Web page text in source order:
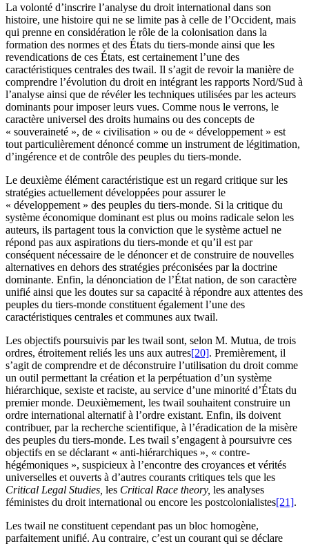
La volonté d’inscrire l’analyse du droit international dans son
histoire, une histoire qui ne se limite pas à celle de l’Occident, mais
qui prenne en considération le rôle de la colonisation dans la
formation des normes et des États du tiers-monde ainsi que les
revendications de ces États, est certainement l’une des
caractéristiques centrales des twail. Il s’agit de revoir la manière de
comprendre l’évolution du droit en intégrant les rapports Nord/Sud à
l’analyse ainsi que de révéler les techniques utilisées par les acteurs
dominants pour imposer leurs vues. Comme nous le verrons, le
caractère universel des droits humains ou des concepts de
« souveraineté », de « civilisation » ou de « développement » est
tout particulièrement dénoncé comme un instrument de légitimation,
d’ingérence et de contrôle des peuples du tiers-monde.
Le deuxième élément caractéristique est un regard critique sur les
stratégies actuellement développées pour assurer le
« développement » des peuples du tiers-monde. Si la critique du
système économique dominant est plus ou moins radicale selon les
auteurs, ils partagent tous la conviction que le système actuel ne
répond pas aux aspirations du tiers-monde et qu’il est par
conséquent nécessaire de le dénoncer et de construire de nouvelles
alternatives en dehors des stratégies préconisées par la doctrine
dominante. Enfin, la dénonciation de l’État nation, de son caractère
unifié ainsi que les doutes sur sa capacité à répondre aux attentes des
peuples du tiers-monde constituent également l’une des
caractéristiques centrales et communes aux twail.
Les objectifs poursuivis par les twail sont, selon M. Mutua, de trois
ordres, étroitement reliés les uns aux autres[20]. Premièrement, il
s’agit de comprendre et de déconstruire l’utilisation du droit comme
un outil permettant la création et la perpétuation d’un système
hiérarchique, sexiste et raciste, au service d’une minorité d’États du
premier monde. Deuxièmement, les twail souhaitent construire un
ordre international alternatif à l’ordre existant. Enfin, ils doivent
contribuer, par la recherche scientifique, à l’éradication de la misère
des peuples du tiers-monde. Les twail s’engagent à poursuivre ces
objectifs en se déclarant « anti-hiérarchiques », « contre-
hégémoniques », suspicieux à l’encontre des croyances et vérités
universelles et ouverts à d’autres courants critiques tels que les
Critical Legal Studies, les Critical Race theory, les analyses
féministes du droit international ou encore les postcolonialistes[21].
Les twail ne constituent cependant pas un bloc homogène,
parfaitement unifié. Au contraire, c’est un courant qui se déclare